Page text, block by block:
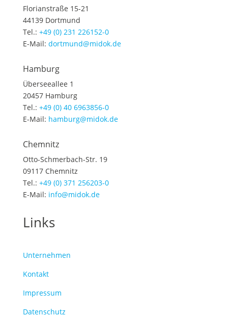
Florianstraße 15-21
44139 Dortmund
Tel.: +49 (0) 231 226152-0
E-Mail: dortmund@midok.de
Hamburg
Überseeallee 1
20457 Hamburg
Tel.: +49 (0) 40 6963856-0
E-Mail: hamburg@midok.de
Chemnitz
Otto-Schmerbach-Str. 19
09117 Chemnitz
Tel.: +49 (0) 371 256203-0
E-Mail: info@midok.de
Links
Unternehmen
Kontakt
Impressum
Datenschutz